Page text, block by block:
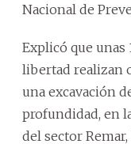
Nacional de
Explicó que unas
libertad realizan
una excavación
profundidad, en
del sector